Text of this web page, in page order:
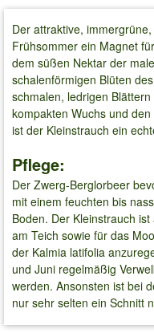
Der attraktive,
Frühsommer ein Magnet
dem süßen Nektar der
schalenförmigen Blüten
schmalen, ledrigen
kompakten Wuchs und
ist der Kleinstrauch ein
Pflege:
Der Zwerg-Berglorbeer
mit einem feuchten bis
Boden. Der Kleinstrauch
am Teich sowie für das
der Kalmia latifolia
und Juni regelmäßig
werden. Ansonsten ist bei
nur sehr selten ein Schnitt